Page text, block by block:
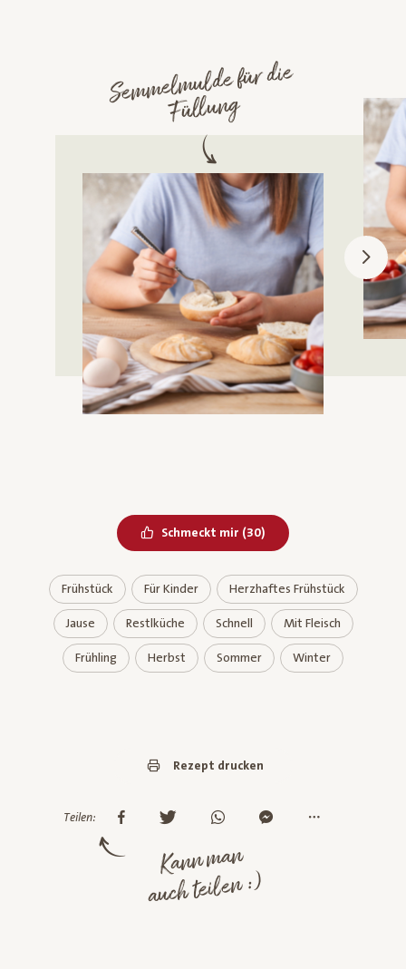
Se
m
mel
mulde für die
Füllung
Schmeckt mir Bereits geliked
(30)
Frühstück Für Kinder Herzhaftes Frühstück
Jause Restlküche Schnell Mit Fleisch
Frühling Herbst Sommer Winter
Rezept drucken
Teilen:
Kann man
auch teilen :)